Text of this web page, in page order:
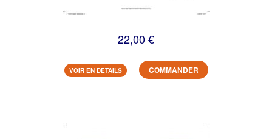
22,00 €
VOIR EN DETAILS COMMANDER